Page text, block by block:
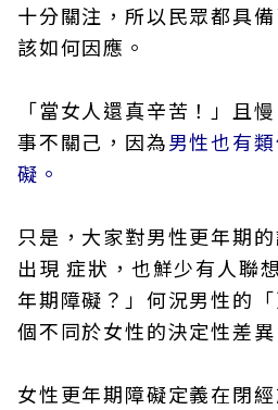
十分關注，所以民眾都具
該如何因應。
「當女人還真辛苦！」且
事不關己，因為男性也有
礙。
只是，大家對男性更年期
出現 症狀，也鮮少有人聯
年期障礙？」何況男性的
個不同於女性的決定性差異
女性更年期障礙定義在閉